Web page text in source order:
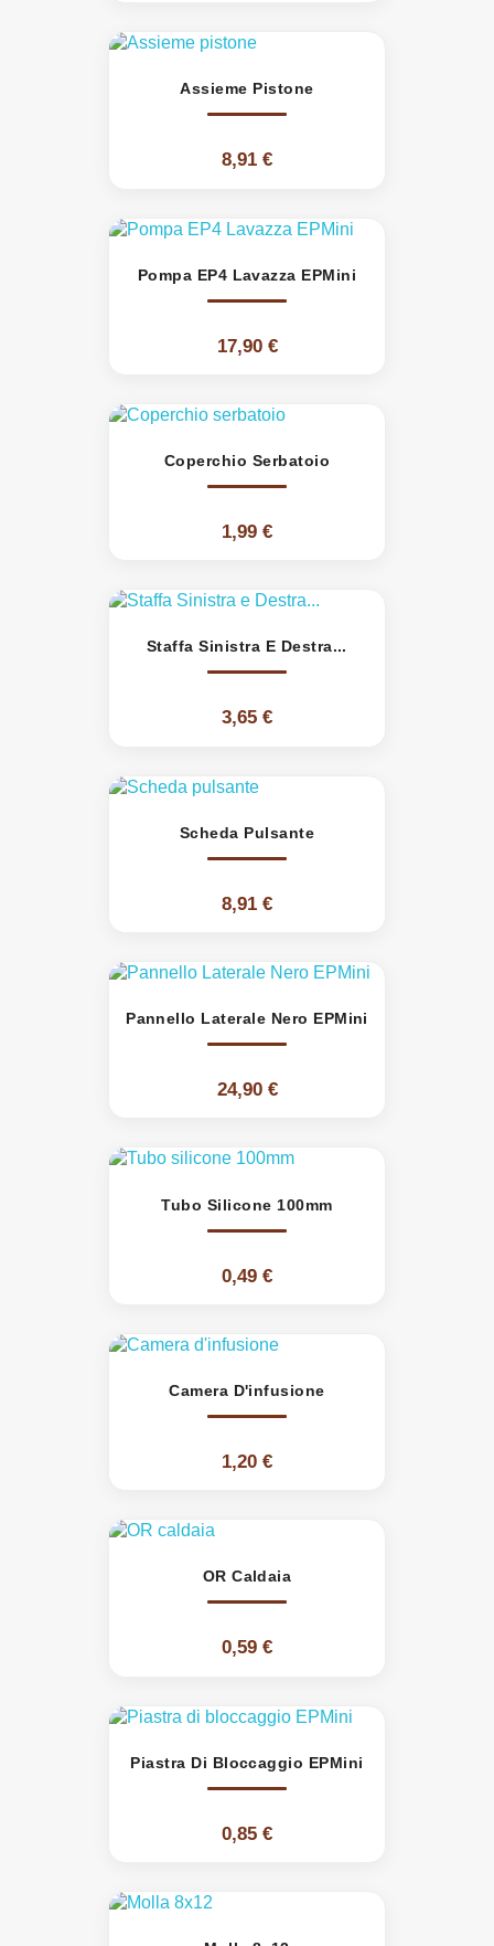
Assieme Pistone
8,91 €
Pompa EP4 Lavazza EPMini
17,90 €
Coperchio Serbatoio
1,99 €
Staffa Sinistra E Destra...
3,65 €
Scheda Pulsante
8,91 €
Pannello Laterale Nero EPMini
24,90 €
Tubo Silicone 100mm
0,49 €
Camera D'infusione
1,20 €
OR Caldaia
0,59 €
Piastra Di Bloccaggio EPMini
0,85 €